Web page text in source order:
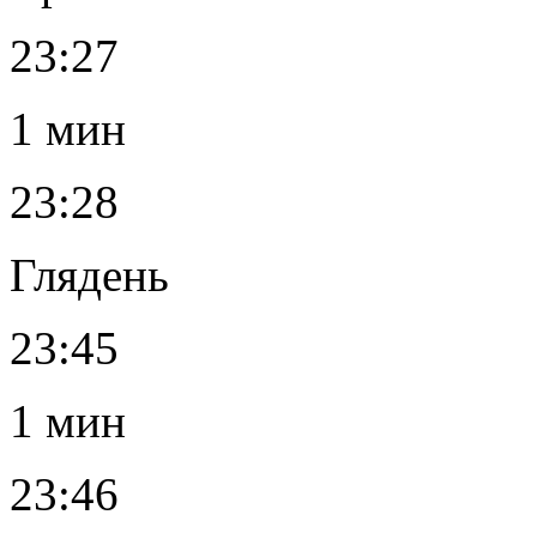
23:27
1 мин
23:28
Глядень
23:45
1 мин
23:46